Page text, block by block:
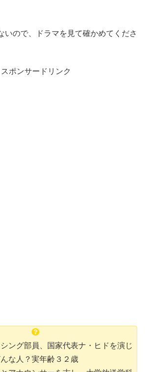
いので、
ドラマを見て確かめてくださ
スポンサードリンク
ング部員、国家代表ナ・ヒドを演じ
な人？実年齢３２歳